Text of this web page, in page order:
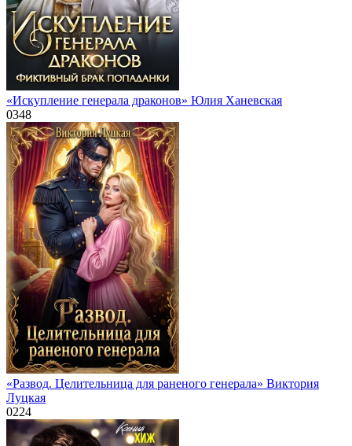
«Искупление генерала драконов» Юлия Ханевская
0348
«Развод. Целительница для раненого генерала» Виктория
Луцкая
0224